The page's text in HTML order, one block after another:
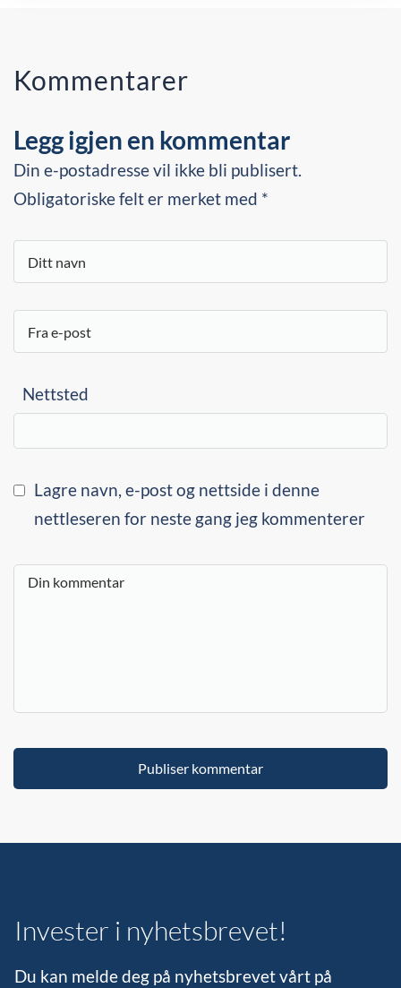
Kommentarer
Legg igjen en kommentar
Din e-postadresse vil ikke bli publisert.
Obligatoriske felt er merket med *
Nettsted
Lagre navn, e-post og nettside i denne
nettleseren for neste gang jeg kommenterer
Invester i nyhetsbrevet!
Du kan melde deg på nyhetsbrevet vårt på